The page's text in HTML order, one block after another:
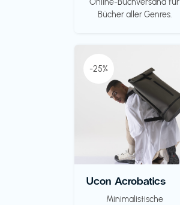
Online-Buchversand für
Bücher aller Genres.
-25%
Ucon Acrobatics
Minimalistische